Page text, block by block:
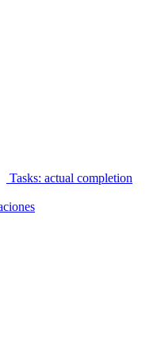
Tasks: actual completion